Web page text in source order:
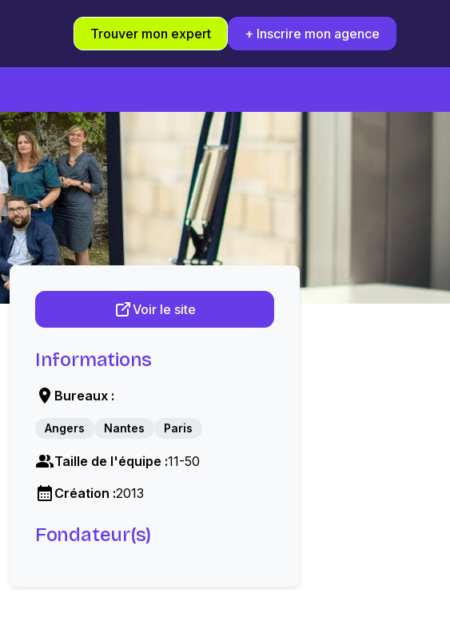
Trouver mon expert + Inscrire mon agence
Voir le site
Informations
Bureaux :
Angers Nantes Paris
Taille de l'équipe :11-50
Création :2013
Fondateur(s)